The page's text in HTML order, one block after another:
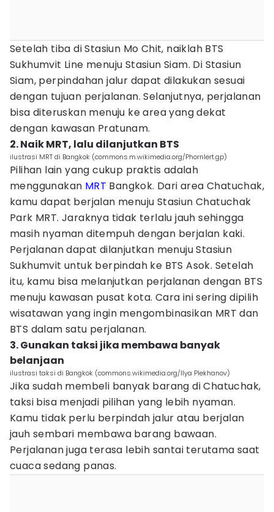
Setelah tiba di Stasiun Mo Chit, naiklah BTS
Sukhumvit Line menuju Stasiun Siam. Di Stasiun
Siam, perpindahan jalur dapat dilakukan sesuai
dengan tujuan perjalanan. Selanjutnya, perjalanan
bisa diteruskan menuju ke area yang dekat
dengan kawasan Pratunam.
2. Naik MRT, lalu dilanjutkan BTS
ilustrasi MRT di Bangkok (commons.m.wikimedia.org/Phornlert.gp)
Pilihan lain yang cukup praktis adalah
menggunakan MRT Bangkok. Dari area Chatuchak,
kamu dapat berjalan menuju Stasiun Chatuchak
Park MRT. Jaraknya tidak terlalu jauh sehingga
masih nyaman ditempuh dengan berjalan kaki.
Perjalanan dapat dilanjutkan menuju Stasiun
Sukhumvit untuk berpindah ke BTS Asok. Setelah
itu, kamu bisa melanjutkan perjalanan dengan BTS
menuju kawasan pusat kota. Cara ini sering dipilih
wisatawan yang ingin mengombinasikan MRT dan
BTS dalam satu perjalanan.
3. Gunakan taksi jika membawa banyak
belanjaan
ilustrasi taksi di Bangkok (commons.wikimedia.org/Ilya Plekhanov)
Jika sudah membeli banyak barang di Chatuchak,
taksi bisa menjadi pilihan yang lebih nyaman.
Kamu tidak perlu berpindah jalur atau berjalan
jauh sembari membawa barang bawaan.
Perjalanan juga terasa lebih santai terutama saat
cuaca sedang panas.